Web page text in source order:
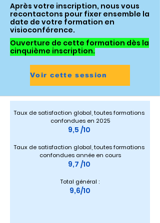
Après votre inscription, nous vous
recontactons pour fixer ensemble la
date de votre formation en
visioconférence.
Ouverture de cette formation dès la
cinquième inscription.
Voir cette session
Taux de satisfaction global, toutes formations
confondues en 2025
9,5 /10
Taux de satisfaction global, toutes formations
confondues année en cours
9,7 /10
Total général :
9,6/10